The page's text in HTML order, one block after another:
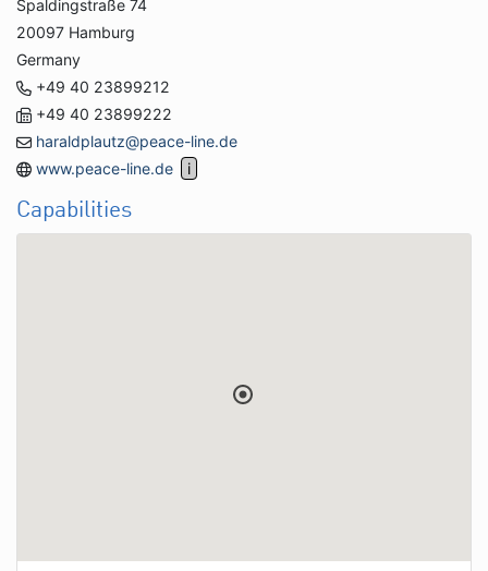
Spaldingstraße 74
20097 Hamburg
Germany
+49 40 23899212
+49 40 23899222
haraldplautz@peace-line.de
www.peace-line.de
Capabilities